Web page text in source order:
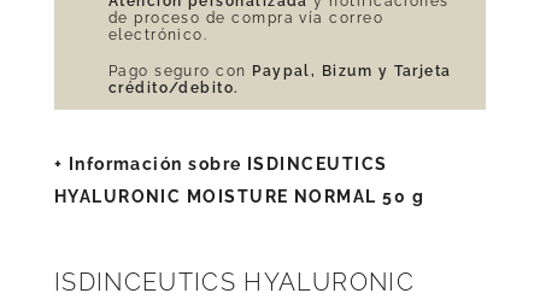
de proceso de compra vía correo
electrónico.
Pago seguro con Paypal, Bizum y Tarjeta
crédito/debito.
+ Información sobre ISDINCEUTICS
HYALURONIC MOISTURE NORMAL 50 g
ISDINCEUTICS HYALURONIC